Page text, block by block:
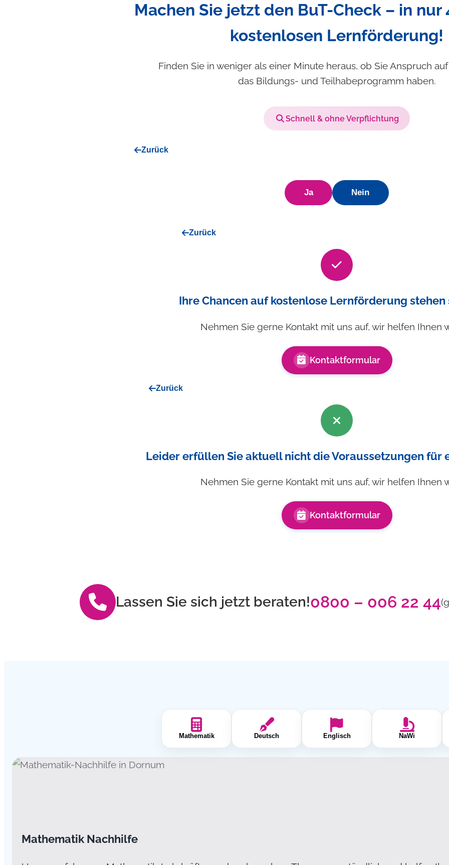
Machen Sie jetzt den BuT-Check – in nur
kostenlosen Lernförderung!
Finden Sie in weniger als einer Minute heraus, ob Sie Anspruch
das Bildungs- und Teilhabeprogramm haben.
Schnell & ohne Verpflichtung
Zurück
Ja Nein
Zurück
Ihre Chancen auf kostenlose Lernförderung stehen
Nehmen Sie gerne Kontakt mit uns auf, wir helfen Ihnen
Kontaktformular
Zurück
Leider erfüllen Sie aktuell nicht die Voraussetzungen für
Nehmen Sie gerne Kontakt mit uns auf, wir helfen Ihnen
Kontaktformular
Lassen Sie sich jetzt beraten!0800 – 006 22 44
Mathematik Deutsch Englisch NaWi
Mathematik Nachhilfe